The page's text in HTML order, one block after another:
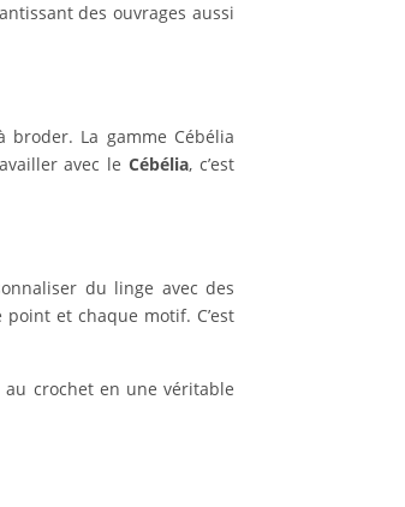
des ouvrages aussi
La gamme Cébélia
avec leCébélia, c’est
du linge avec des
et chaque motif. C’est
au crochet en une véritable